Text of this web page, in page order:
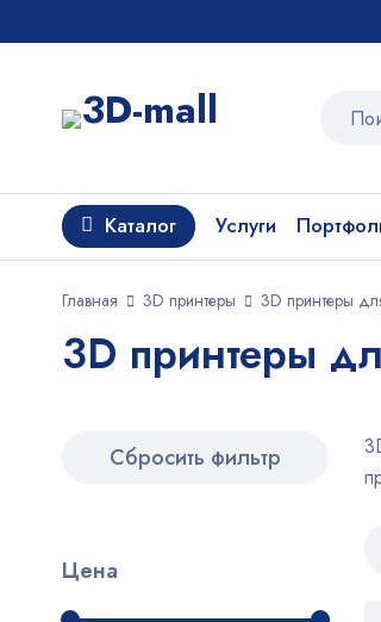
Каталог Услуги
Главная 3D принтеры 3D принтеры
3D принтеры
Сбросить фильтр
Цена